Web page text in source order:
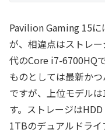
Pavilion Gaming 15に
が、相違点はストレ
代のCore i7-6700HQ
ものとしては最新か
ですが、上位モデル
す。ストレージは
1TBのデュアルドライ